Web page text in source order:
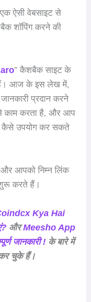
ऐसी वेबसाइट से
शॉपिंग करने की
” कैशबैक साइट के
हैं। आज के इस लेख में,
प्रदान करने
काम करता है, और आप
कैसे उपयोग कर सकते
और आपको निम्न लिंक
शुरू करते हैं।
Kya Hai
औरMeesho App
जानकारी !के बारे में
कर चुके हैं।